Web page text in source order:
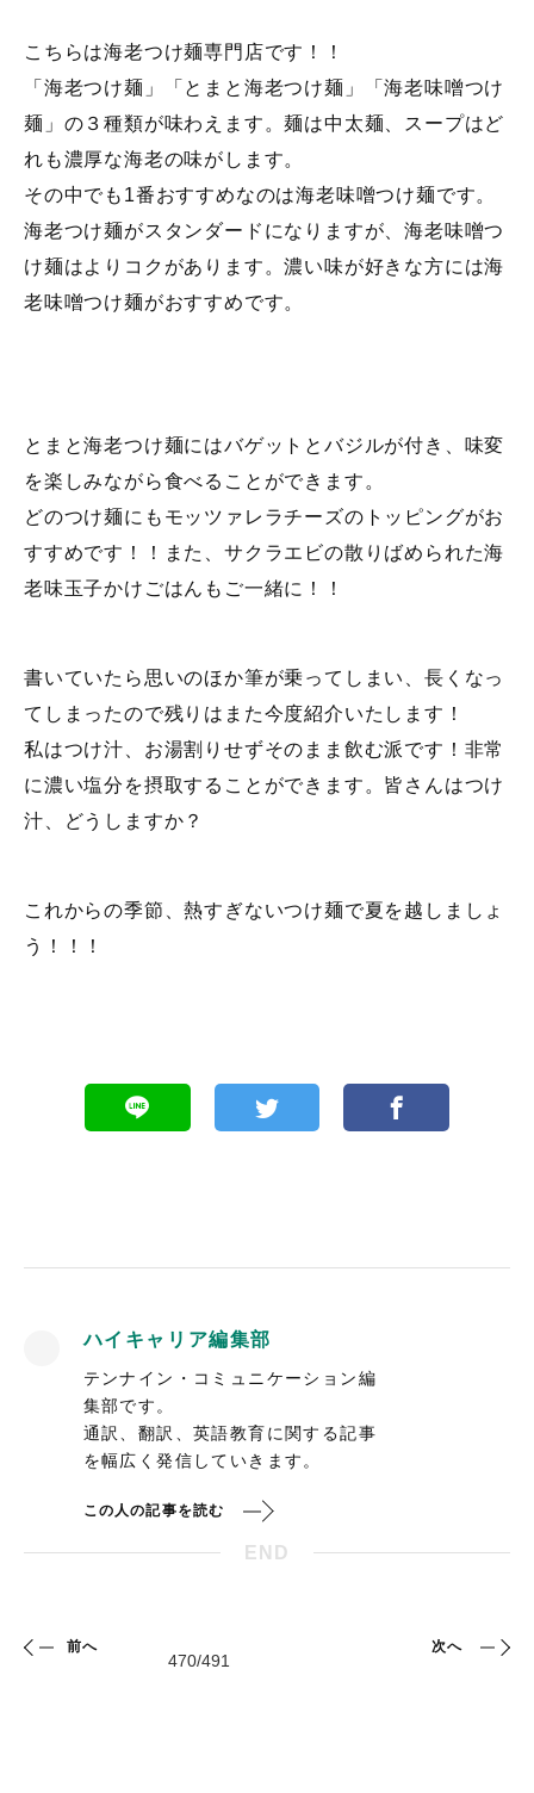
こちらは海老つけ麺専門店です！！
「海老つけ麺」「とまと海老つけ麺」「海老味噌つけ
麺」の３種類が味わえます。麺は中太麺、スープはど
れも濃厚な海老の味がします。
その中でも1番おすすめなのは海老味噌つけ麺です。
海老つけ麺がスタンダードになりますが、海老味噌つ
け麺はよりコクがあります。濃い味が好きな方には海
老味噌つけ麺がおすすめです。
とまと海老つけ麺にはバゲットとバジルが付き、味変
を楽しみながら食べることができます。
どのつけ麺にもモッツァレラチーズのトッピングがお
すすめです！！また、サクラエビの散りばめられた海
老味玉子かけごはんもご一緒に！！
書いていたら思いのほか筆が乗ってしまい、長くなっ
てしまったので残りはまた今度紹介いたします！
私はつけ汁、お湯割りせずそのまま飲む派です！非常
に濃い塩分を摂取することができます。皆さんはつけ
汁、どうしますか？
これからの季節、熱すぎないつけ麺で夏を越しましょ
う！！！
ハイキャリア編集部
テンナイン・コミュニケーション編
集部です。
通訳、翻訳、英語教育に関する記事
を幅広く発信していきます。
この人の記事を読む
END
前へ 次へ